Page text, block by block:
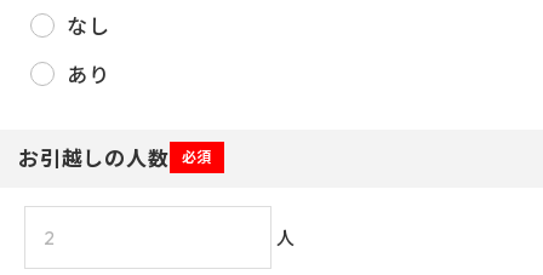
なし
あり
お引越しの人数 必須
人